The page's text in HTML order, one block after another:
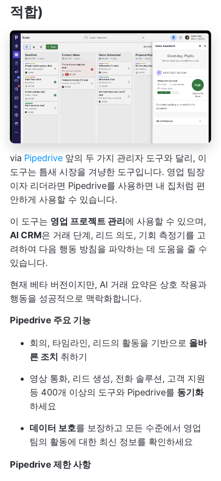
적합)
via Pipedrive 앞의 두 가지 관리자 도구와 달리, 이
도구는 틈새 시장을 겨냥한 도구입니다. 영업 팀장
이자 리더라면 Pipedrive를 사용하면 내 집처럼 편
안하게 사용할 수 있습니다.
이 도구는 영업 프로젝트 관리에 사용할 수 있으며,
AI CRM은 거래 단계, 리드 의도, 기회 측정기를 고
려하여 다음 행동 방침을 파악하는 데 도움을 줄 수
있습니다.
현재 베타 버전이지만, AI 거래 요약은 상호 작용과
행동을 성공적으로 맥락화합니다.
Pipedrive 주요 기능
회의, 타임라인, 리드의 활동을 기반으로 올바
른 조치 취하기
영상 통화, 리드 생성, 전화 솔루션, 고객 지원
등 400개 이상의 도구와 Pipedrive를 동기화
하세요
데이터 보호를 보장하고 모든 수준에서 영업
팀의 활동에 대한 최신 정보를 확인하세요
Pipedrive 제한 사항